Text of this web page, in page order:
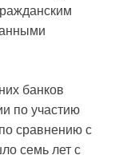
банков
по участию
сравнению с
семь лет с